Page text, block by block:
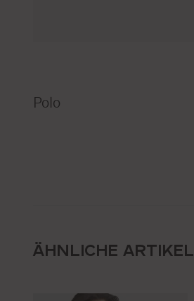
Polo
ÄHNLICHE ARTIKEL